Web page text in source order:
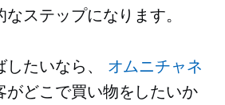
ステップになります。
たいなら、 オムニチャネ
がどこで買い物をしたいか